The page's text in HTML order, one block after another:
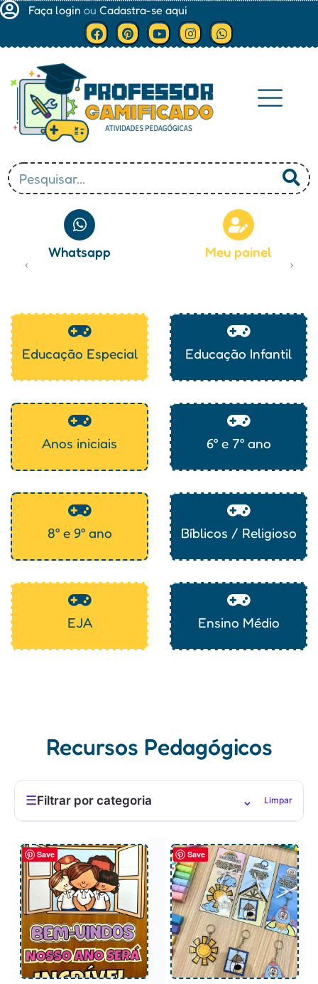
Faça login ou Cadastra-se aqui
Whatsapp Meu painel
Educação Especial Educação Infantil
Anos iniciais 6° e 7° ano
8° e 9° ano Bíblicos / Religioso
EJA Ensino Médio
Recursos Pedagógicos
☰Filtrar por categoria ⌄ Limpar
Save Save